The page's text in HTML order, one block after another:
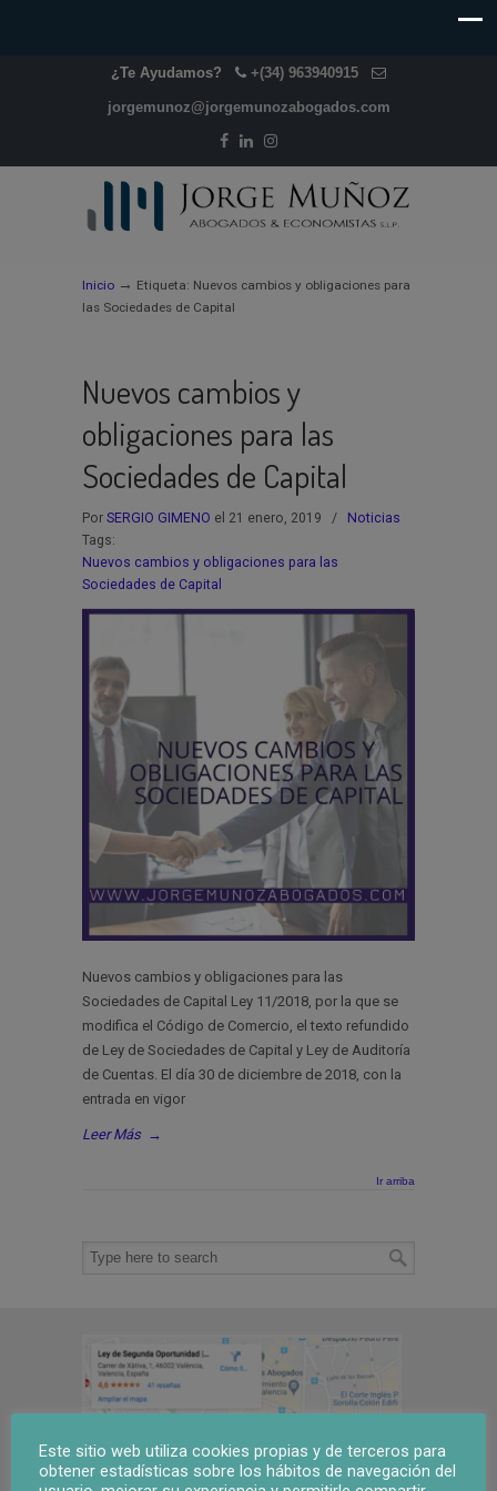
¿Te Ayudamos? +(34) 963940915
jorgemunoz@jorgemunozabogados.com
Inicio → Etiqueta: Nuevos cambios y obligaciones para
las Sociedades de Capital
Nuevos cambios y
obligaciones para las
Sociedades de Capital
Por SERGIO GIMENO el 21 enero, 2019 /
Noticias
Tags:
Nuevos cambios y obligaciones para las
Sociedades de Capital
Nuevos cambios y obligaciones para las
Sociedades de Capital Ley 11/2018, por la que se
modifica el Código de Comercio, el texto refundido
de Ley de Sociedades de Capital y Ley de Auditoría
de Cuentas. El día 30 de diciembre de 2018, con la
entrada en vigor
Leer Más →
Ir arriba
Este sitio web utiliza cookies propias y de terceros para
obtener estadísticas sobre los hábitos de navegación del